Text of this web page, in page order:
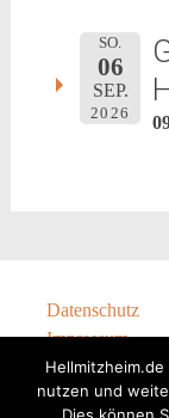
SO.
06
SEP.
2026
Datenschutz
Impressum
nutzen und